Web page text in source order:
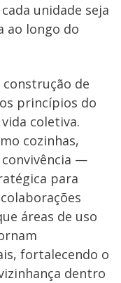
unidade seja
ao longo do
de
princípios do
coletiva.
cozinhas,
convivência —
para
áreas de uso
fortalecendo o
dentro